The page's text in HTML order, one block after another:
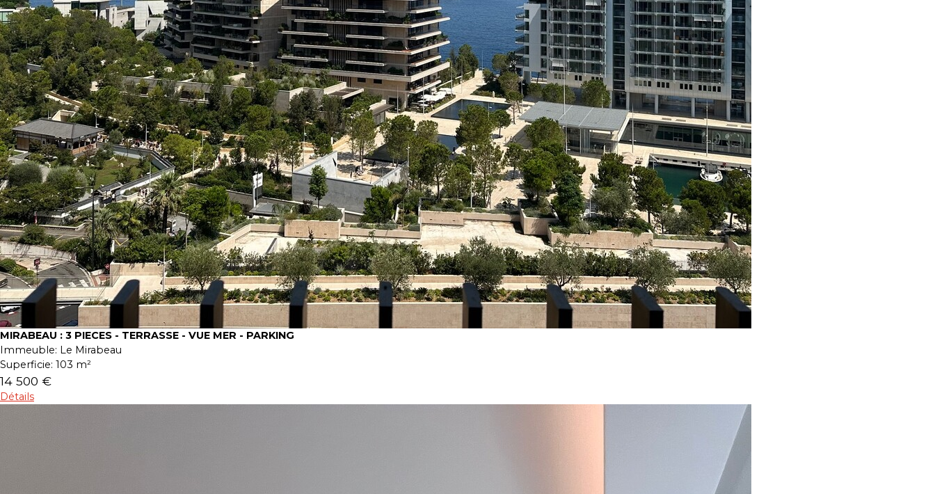
MIRABEAU : 3 PIECES - TERRASSE - VUE MER - PARKING
Immeuble: Le Mirabeau
Superficie: 103 m²
14 500 €
Détails